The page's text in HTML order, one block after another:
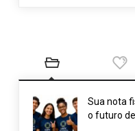
Sua nota
o futuro